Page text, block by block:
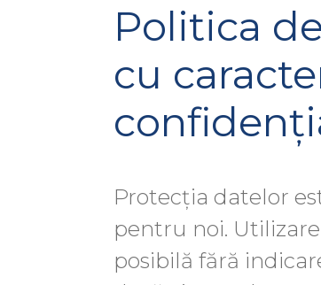
Politica
cu
Protecția datelor
pentru noi.
posibilă fără